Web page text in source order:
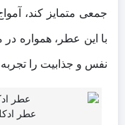
جمعی متمایز کند،
با این عطر، همواره
نفس و جذابیت را
عطر